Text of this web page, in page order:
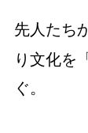
先人たち
り文化を
ぐ。